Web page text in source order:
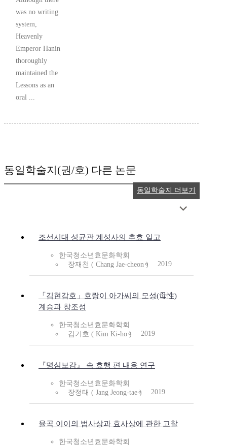
was no writing
system,
Heavenly
Emperor Hanin
thoroughly
maintained the
Lessons as an
oral ...
동일학술지(권/호) 다른 논문
조선시대 성균관 계성사의 추효 일고
한국청소년효문화학회
장재천 ( Chang Jae-cheon )
2019
「김현감호」호랑이 아가씨의 모성(母性)
계승과 창조성
한국청소년효문화학회
김기호 ( Kim Ki-ho )
2019
『명심보감』 속 효행 편 내용 연구
한국청소년효문화학회
장정태 ( Jang Jeong-tae )
2019
율곡 이이의 법사상과 효사상에 관한 고찰
한국청소년효문화학회
동일학술지 더보기